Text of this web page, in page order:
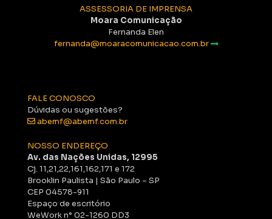
ASSESSORIA DE IMPRENSA
Moara Comunicação
Fernanda Elen
fernanda@moaracomunicacao.com.br
FALE CONOSCO
Dúvidas ou sugestões?
abemf@abemf.com.br
NOSSO ENDEREÇO
Av. das Nações Unidas, 12995
Cj. 11,21,22,161,162,171 e 172
Brooklin Paulista | São Paulo – SP
CEP 04578-911
Espaço de escritório
WeWork n° 02-1260 DD3